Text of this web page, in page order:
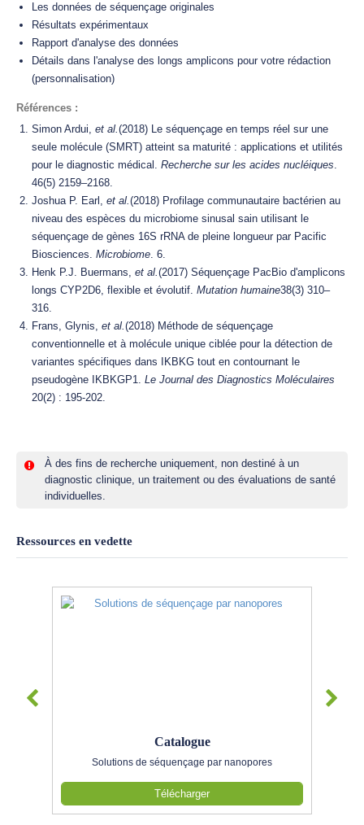
Les données de séquençage originales
Résultats expérimentaux
Rapport d'analyse des données
Détails dans l'analyse des longs amplicons pour votre rédaction
(personnalisation)
Références :
Simon Ardui, et al.(2018) Le séquençage en temps réel sur une
seule molécule (SMRT) atteint sa maturité : applications et utilités
pour le diagnostic médical. Recherche sur les acides nucléiques.
46(5) 2159–2168.
Joshua P. Earl, et al.(2018) Profilage communautaire bactérien au
niveau des espèces du microbiome sinusal sain utilisant le
séquençage de gènes 16S rRNA de pleine longueur par Pacific
Biosciences. Microbiome. 6.
Henk P.J. Buermans, et al.(2017) Séquençage PacBio d'amplicons
longs CYP2D6, flexible et évolutif. Mutation humaine38(3) 310–
316.
Frans, Glynis, et al.(2018) Méthode de séquençage
conventionnelle et à molécule unique ciblée pour la détection de
variantes spécifiques dans IKBKG tout en contournant le
pseudogène IKBKGP1. Le Journal des Diagnostics Moléculaires
20(2) : 195-202.
À des fins de recherche uniquement, non destiné à un
diagnostic clinique, un traitement ou des évaluations de santé
individuelles.
Ressources en vedette
Catalogue
Solutions de séquençage par nanopores
Télécharger